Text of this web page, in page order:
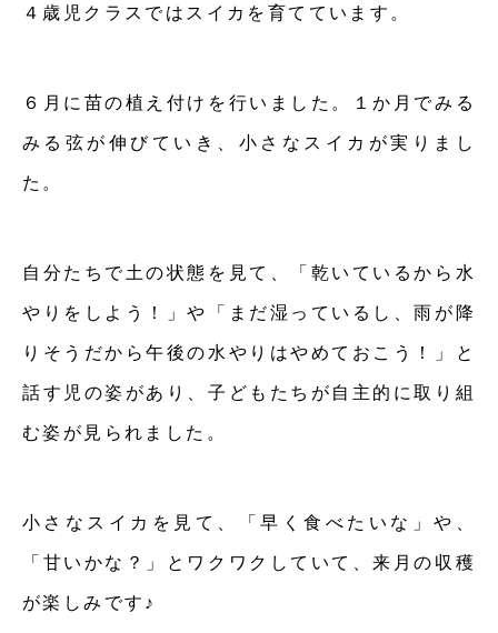
４歳児クラスではスイカを育てています。
６月に苗の植え付けを行いました。１か月でみる
みる弦が伸びていき、小さなスイカが実りまし
た。
自分たちで土の状態を見て、「乾いているから水
やりをしよう！」や「まだ湿っているし、雨が降
りそうだから午後の水やりはやめておこう！」と
話す児の姿があり、子どもたちが自主的に取り組
む姿が見られました。
小さなスイカを見て、「早く食べたいな」や、
「甘いかな？」とワクワクしていて、来月の収穫
が楽しみです♪